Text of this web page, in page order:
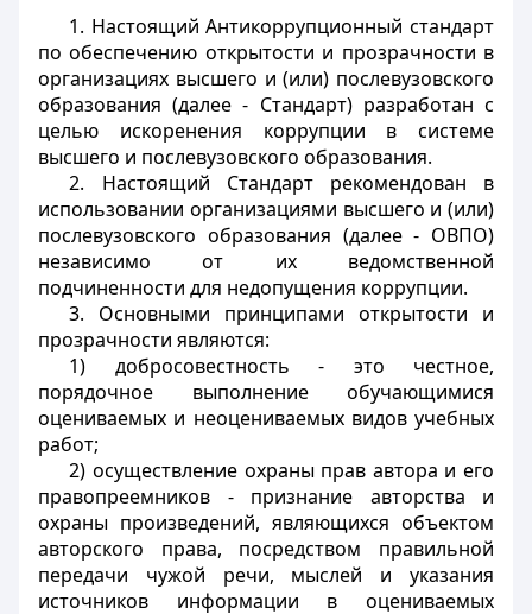
1. Настоящий Антикоррупционный стандарт
по обеспечению открытости и прозрачности в
организациях высшего и (или) послевузовского
образования (далее - Стандарт) разработан с
целью искоренения коррупции в системе
высшего и послевузовского образования.
2. Настоящий Стандарт рекомендован в
использовании организациями высшего и (или)
послевузовского образования (далее - ОВПО)
независимо от их ведомственной
подчиненности для недопущения коррупции.
3. Основными принципами открытости и
прозрачности являются:
1) добросовестность - это честное,
порядочное выполнение обучающимися
оцениваемых и неоцениваемых видов учебных
работ;
2) осуществление охраны прав автора и его
правопреемников - признание авторства и
охраны произведений, являющихся объектом
авторского права, посредством правильной
передачи чужой речи, мыслей и указания
источников информации в оцениваемых